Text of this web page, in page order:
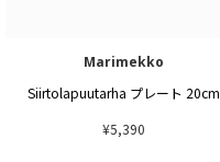
Marimekko
Siirtolapuutarha プレート 20cm
¥5,390